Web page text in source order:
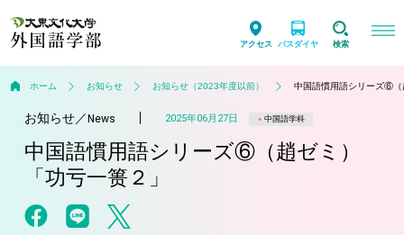
アクセス バスダイヤ 検索
ホーム お知らせ お知らせ（2023年度以前） 中国語慣用語シリーズ⑥（
お知らせ／ News 2025年06月27日 中国語学科
中国語慣用語シリーズ⑥（趙ゼミ）
「功亏一篑２」